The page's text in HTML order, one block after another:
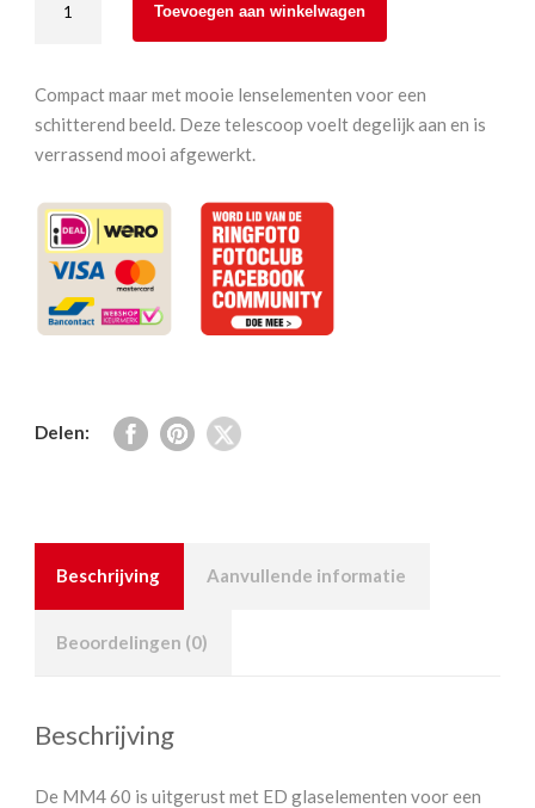
MM4
GA
ED
aantal
Toevoegen aan winkelwagen
Compact maar met mooie lenselementen voor een
schitterend beeld. Deze telescoop voelt degelijk aan en is
verrassend mooi afgewerkt.
Delen:
Beschrijving Aanvullende informatie
Beoordelingen (0)
Beschrijving
De MM4 60 is uitgerust met ED glaselementen voor een